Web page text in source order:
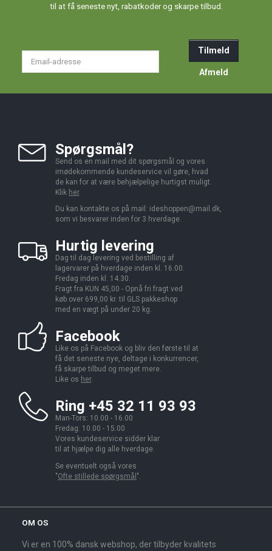
til at få seneste nyt, rabatkoder og skarpe tilbud.
Tilmeld
Afmeld
Spørgsmål?
Send os en mail med dit spørgsmål og vores
imødekommende kundeservice vil gøre, hvad
de kan for at være behjælpelige hurtigst muligt.
Klik her.
Du kan kontakte os på mail: ideshoppen@mail.dk,
som vi besvarer inden for 3 hverdage.
Hurtig levering
Dag til dag levering ved bestilling af
lagervarer på hverdage inden kl. 16.00.
Fredag inden kl. 14.30.
Fragt fra KUN 45,00 - Opnå fri fragt ved
køb over 699,00 kr. til GLS pakkeshop
med en vægt på under 20 kg.
Facebook
Like os på Facebook og bliv den første til at
få det seneste nye, deltage i konkurrencer,
få skarpe tilbud og meget mere.
Like os her.
Ring +45 32 11 93 93
Man-Tors: 10.00 - 16.00
Fredag: 10.00 - 15.00
Vores kundeservice sidder klar
til at hjælpe dig alle hverdage.
Se eventuelt også vores
"Ofte stillede spørgsmål ".
OM OS
Vi er en 100% dansk webshop, der tilbyder kvalitets